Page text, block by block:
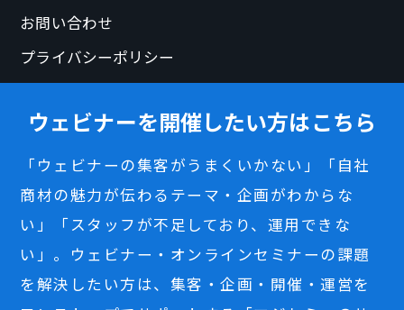
お問い合わせ
プライバシーポリシー
ウェビナーを開催したい方はこちら
「ウェビナーの集客がうまくいかない」「自社
商材の魅力が伝わるテーマ・企画がわからな
い」「スタッフが不足しており、運用できな
い」。ウェビナー・オンラインセミナーの課題
を解決したい方は、集客・企画・開催・運営を